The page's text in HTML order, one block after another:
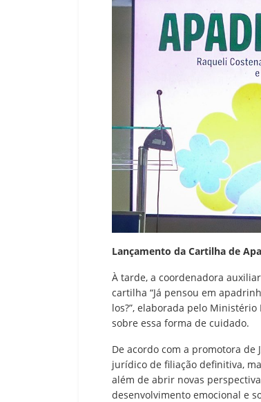
Lançamento da Cartilha de
À tarde, a coordenadora
cartilha “Já pensou em
los?”, elaborada pelo
sobre essa forma de cuidado.
De acordo com a promotora
jurídico de filiação definitiva,
além de abrir novas
desenvolvimento emocional e